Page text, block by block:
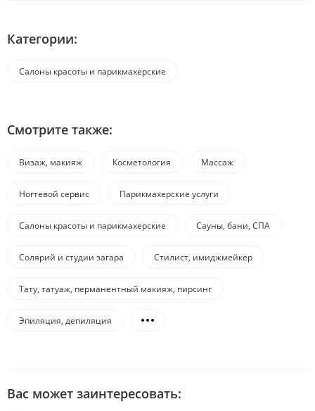
Категории:
Салоны красоты и парикмахерские
Смотрите также:
Визаж, макияж Косметология Массаж
Ногтевой сервис Парикмахерские услуги
Салоны красоты и парикмахерские Сауны, бани, СПА
Солярий и студии загара Стилист, имиджмейкер
Тату, татуаж, перманентный макияж, пирсинг
Эпиляция, депиляция
Вас может заинтересовать: